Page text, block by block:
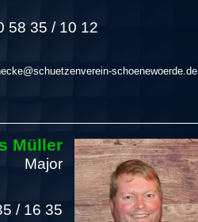
58 35 / 10 12
schoenewoerde.de
Müller
Major
/ 16 35